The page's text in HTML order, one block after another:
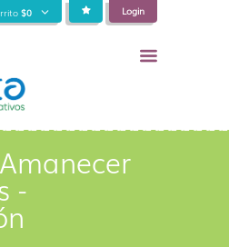
$0 Login
-